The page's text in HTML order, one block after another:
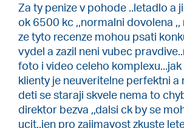
Za ty penize v pohode ..letadlo a
ok 6500 kc ,,normalni dovolena
ze tyto recenze mohou psati
vydel a zazil neni vubec
foto i video celeho
klienty je neuveritelne perfektni a
deti se staraji skvele nema to
direktor bezva ,,dalsi ck by se
ucit..jen pro zajimavost zkuste